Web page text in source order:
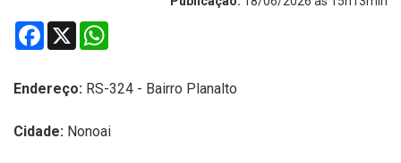
Facebook
X
Endereço: RS-324 - Bairro Planalto
Cidade: Nonoai